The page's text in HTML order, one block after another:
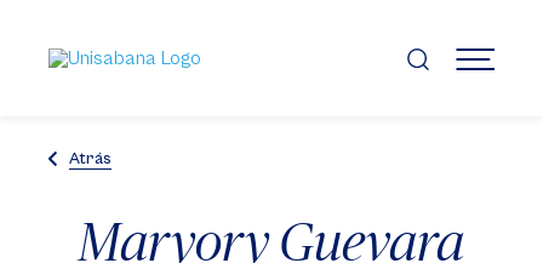
contenido
principal
MENÚ
Atrás
Maryory Guevara